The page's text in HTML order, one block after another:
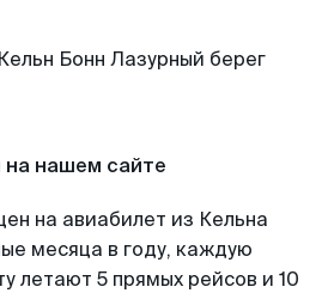
на нашем сайте
на авиабилет из Кельна
месяца в году, каждую
летают 5 прямых рейсов и 10